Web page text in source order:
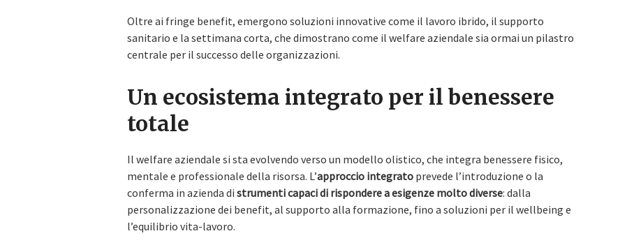
Oltre ai fringe benefit, emergono soluzioni innovative come il lavoro ibrido, il supporto
sanitario e la settimana corta, che dimostrano come il welfare aziendale sia ormai un pilastro
centrale per il successo delle organizzazioni.
Un ecosistema integrato per il benessere
totale
Il welfare aziendale si sta evolvendo verso un modello olistico, che integra benessere fisico,
mentale e professionale della risorsa. L’approccio integrato prevede l’introduzione o la
conferma in azienda di strumenti capaci di rispondere a esigenze molto diverse: dalla
personalizzazione dei benefit, al supporto alla formazione, fino a soluzioni per il wellbeing e
l’equilibrio vita-lavoro.